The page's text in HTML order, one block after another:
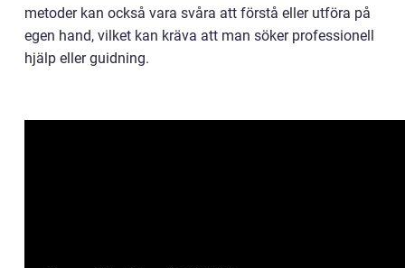
metoder kan också vara svåra att förstå eller utföra på
egen hand, vilket kan kräva att man söker professionell
hjälp eller guidning.